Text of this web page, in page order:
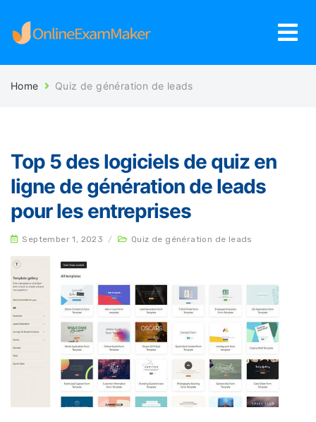
Home Quiz de génération de leads
Top 5 des logiciels de quiz en
ligne de génération de leads
pour les entreprises
September 1, 2023 / Quiz de génération de leads